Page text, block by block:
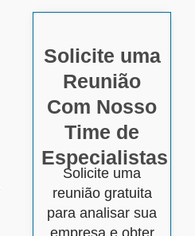
Solicite uma
Reunião
Com Nosso
Time de
Especialistas
Solicite uma
reunião gratuita
para analisar sua